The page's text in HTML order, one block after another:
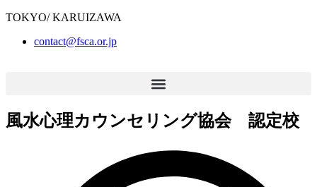
TOKYO/ KARUIZAWA
contact@fsca.or.jp
風水心理カウンセリング協会 認定校